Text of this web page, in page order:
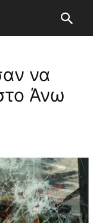
να
Άνω